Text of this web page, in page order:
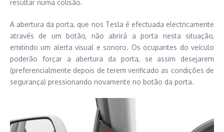
resultar numa colisão.
A abertura da porta, que nos Tesla é efectuada electricamente
através de um botão, não abrirá a porta nesta situação,
emitindo um alerta visual e sonoro. Os ocupantes do veículo
poderão forçar a abertura da porta, se assim desejarem
(preferencialmente depois de terem verificado as condições de
segurança) pressionando novamente no botão da porta.